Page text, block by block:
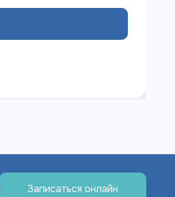
Записаться онлайн